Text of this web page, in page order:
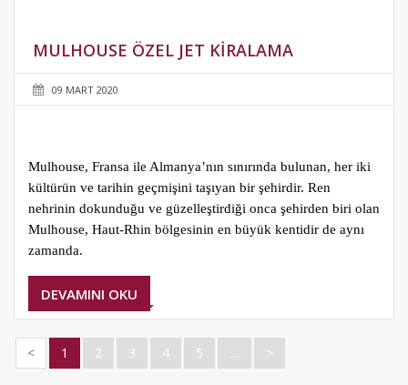
MULHOUSE ÖZEL JET KIRALAMA
09 MART 2020
Mulhouse, Fransa ile Almanya’nın sınırında bulunan, her iki
kültürün ve tarihin geçmişini taşıyan bir şehirdir. Ren
nehrinin dokunduğu ve güzelleştirdiği onca şehirden biri olan
Mulhouse, Haut-Rhin bölgesinin en büyük kentidir de aynı
zamanda.
DEVAMINI OKU
< 1 2 3 4 5 … >